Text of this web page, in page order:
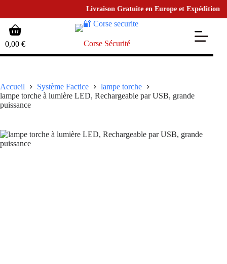
Livraison Gratuite en Europe et Expédition en
contenu
Panier
d’achat
0,00 € Corse Sécurité
Accueil Système Factice
lampe torche
lampe torche à lumière LED, Rechargeable par USB, grande
puissance